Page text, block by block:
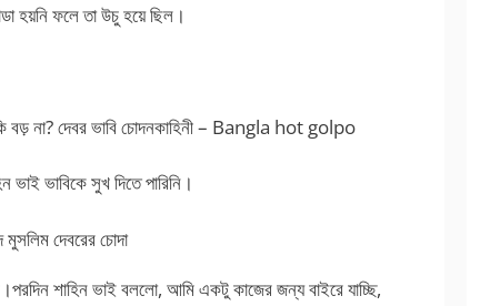
হয়নি ফলে তা উচু হয়ে ছিল।
বড় না? দেবর ভাবি চোদনকাহিনী – Bangla hot golpo
ভাবিকে সুখ দিতে পারিনি।
দেবরের চোদা
শাহিন ভাই বললো, আমি একটু কাজের জন্য বাইরে যাচ্ছি,